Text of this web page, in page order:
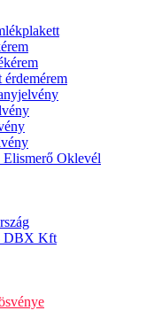
Elismerő Oklevél
DBX Kft